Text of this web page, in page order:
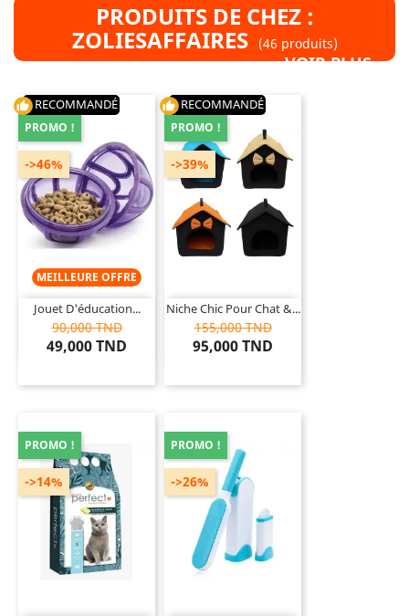
PRODUITS DE CHEZ :
ZOLIESAFFAIRES (46 produits)
VOIR PLUS »
thumb_up RECOMMANDÉ
MEILLEURE OFFRE
Jouet D'éducation...
90,000 TND
49,000 TND
->46%
PROMO !
thumb_up RECOMMANDÉ
Niche Chic Pour Chat &...
155,000 TND
95,000 TND
->39%
PROMO !
PROMO !
->14%
PROMO !
->26%